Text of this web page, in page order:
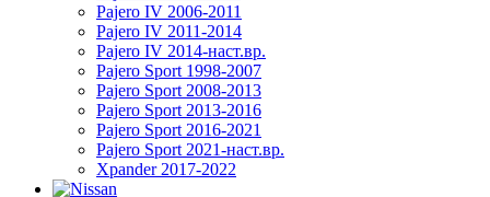
Pajero IV 2006-2011
Pajero IV 2011-2014
Pajero IV 2014-наст.вр.
Pajero Sport 1998-2007
Pajero Sport 2008-2013
Pajero Sport 2013-2016
Pajero Sport 2016-2021
Pajero Sport 2021-наст.вр.
Xpander 2017-2022